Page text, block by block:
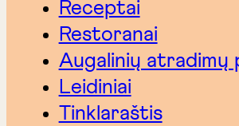
Receptai
Restoranai
Augalinių atradimų
Leidiniai
Tinklaraštis